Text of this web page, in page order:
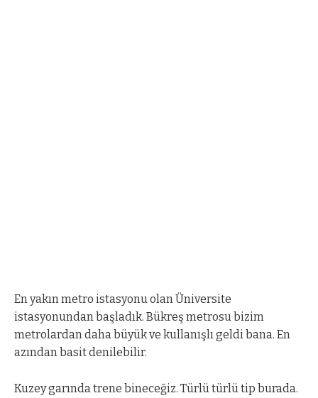
En yakın metro istasyonu olan Üniversite
istasyonundan başladık. Bükreş metrosu bizim
metrolardan daha büyük ve kullanışlı geldi bana. En
azından basit denilebilir.
Kuzey garında trene bineceğiz. Türlü türlü tip burada.